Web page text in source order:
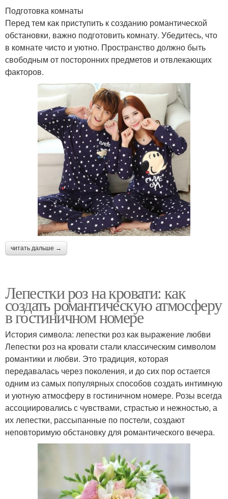
Подготовка комнаты
Перед тем как приступить к созданию романтической
обстановки, важно подготовить комнату. Убедитесь, что
в комнате чисто и уютно. Пространство должно быть
свободным от посторонних предметов и отвлекающих
факторов.
читать дальше →
Лепестки роз на кровати: как
создать романтическую атмосферу
в гостиничном номере
История символа: лепестки роз как выражение любви
Лепестки роз на кровати стали классическим символом
романтики и любви. Это традиция, которая
передавалась через поколения, и до сих пор остается
одним из самых популярных способов создать интимную
и уютную атмосферу в гостиничном номере. Розы всегда
ассоциировались с чувствами, страстью и нежностью, а
их лепестки, рассыпанные по постели, создают
неповторимую обстановку для романтического вечера.